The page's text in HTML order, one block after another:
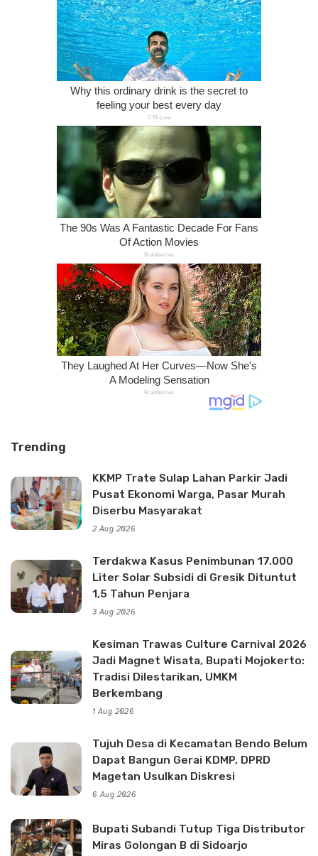
Trending
KKMP Trate Sulap Lahan Parkir Jadi
Pusat Ekonomi Warga, Pasar Murah
Diserbu Masyarakat
2 Aug 2026
Terdakwa Kasus Penimbunan 17.000
Liter Solar Subsidi di Gresik Dituntut
1,5 Tahun Penjara
3 Aug 2026
Kesiman Trawas Culture Carnival 2026
Jadi Magnet Wisata, Bupati Mojokerto:
Tradisi Dilestarikan, UMKM
Berkembang
1 Aug 2026
Tujuh Desa di Kecamatan Bendo Belum
Dapat Bangun Gerai KDMP, DPRD
Magetan Usulkan Diskresi
6 Aug 2026
Bupati Subandi Tutup Tiga Distributor
Miras Golongan B di Sidoarjo